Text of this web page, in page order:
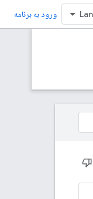
ورود به برنامه